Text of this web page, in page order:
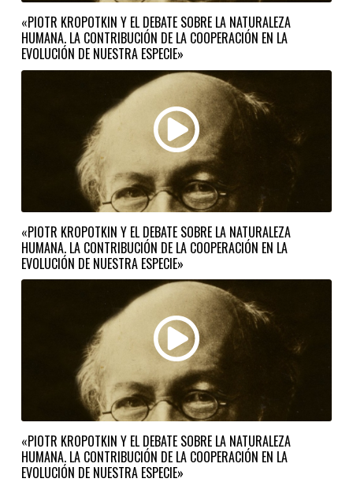
«PIOTR KROPOTKIN Y EL DEBATE SOBRE LA NATURALEZA
HUMANA. LA CONTRIBUCIÓN DE LA COOPERACIÓN EN LA
EVOLUCIÓN DE NUESTRA ESPECIE»
«PIOTR KROPOTKIN Y EL DEBATE SOBRE LA NATURALEZA
HUMANA. LA CONTRIBUCIÓN DE LA COOPERACIÓN EN LA
EVOLUCIÓN DE NUESTRA ESPECIE»
«PIOTR KROPOTKIN Y EL DEBATE SOBRE LA NATURALEZA
HUMANA. LA CONTRIBUCIÓN DE LA COOPERACIÓN EN LA
EVOLUCIÓN DE NUESTRA ESPECIE»